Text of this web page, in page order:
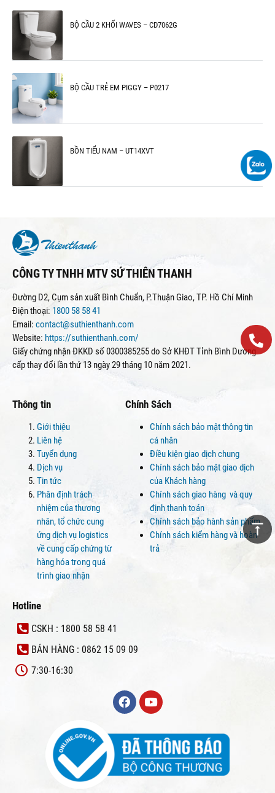
BỘ CẦU 2 KHỐI WAVES – CD7062G
BỘ CẦU TRẺ EM PIGGY – P0217
BỒN TIỂU NAM – UT14XVT
CÔNG TY TNHH MTV SỨ THIÊN THANH
Đường D2, Cụm sản xuất Bình Chuẩn, P.Thuận Giao, TP. Hồ Chí Minh
Điện thoại: 1800 58 58 41
Email: contact@suthienthanh.com
Website: https://suthienthanh.com/
Giấy chứng nhận ĐKKD số 0300385255 do Sở KHĐT Tỉnh Bình Dương
cấp thay đổi lần thứ 13 ngày 29 tháng 10 năm 2021.
Thông tin
Giới thiệu
Liên hệ
Tuyển dụng
Dịch vụ
Tin tức
Phân định trách
nhiệm của thương
nhân, tổ chức cung
ứng dịch vụ logistics
về cung cấp chứng từ
hàng hóa trong quá
trình giao nhận
Chính Sách
Chính sách bảo mật thông tin
cá nhân
Điều kiện giao dịch chung
Chính sách bảo mật giao dịch
của Khách hàng
Chính sách giao hàng và quy
định thanh toán
Chính sách bảo hành sản phẩm
Chính sách kiểm hàng và hoàn
trả
Hotline
CSKH : 1800 58 58 41
BÁN HÀNG : 0862 15 09 09
7:30-16:30